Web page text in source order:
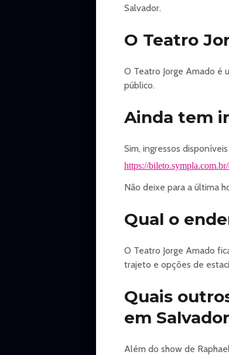
Salvador.
O Teatro
O Teatro Jorge Amado é
público.
Ainda tem
Sim, ingressos
https://
Não deixe para a última
Qual o
O Teatro Jorge Amado
trajeto e opções de
Quais
em
Além do show de